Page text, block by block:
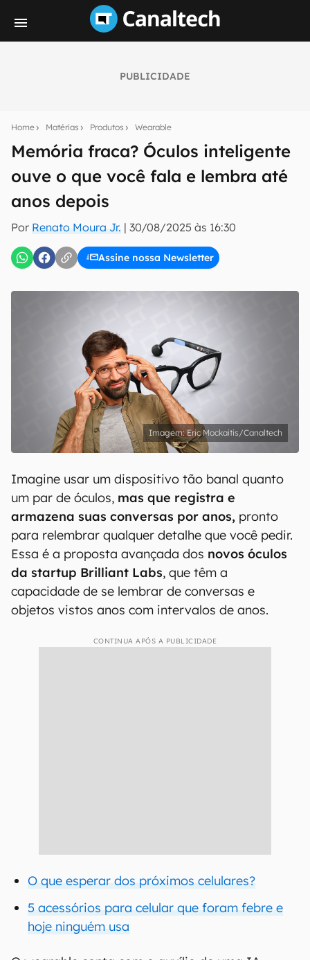
PUBLICIDADE
Home Matérias Produtos Wearable
Memória fraca? Óculos inteligente
ouve o que você fala e lembra até
anos depois
Por Renato Moura Jr. | 30/08/2025 às 16:30
Assine nossa Newsletter
notícias e reviews sobre tecnologia em primeira
mão.
E-mail
inscreva-se
Uso e Política de Privacidade do Canaltech.
Eric Mockaitis/Canaltech
Imagine usar um dispositivo tão banal quanto
um par de óculos, mas que registra e
armazena suas conversas por anos, pronto
para relembrar qualquer detalhe que você pedir.
Essa é a proposta avançada dos novos óculos
da startup Brilliant Labs, que têm a
capacidade de se lembrar de conversas e
objetos vistos anos com intervalos de anos.
CONTINUA APÓS A PUBLICIDADE
O que esperar dos próximos celulares?
5 acessórios para celular que foram febre e
hoje ninguém usa